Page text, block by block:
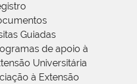
Guiadas
de apoio à
Universitária
à Extensão